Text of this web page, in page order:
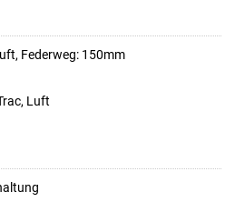
Federweg: 150mm
Luft